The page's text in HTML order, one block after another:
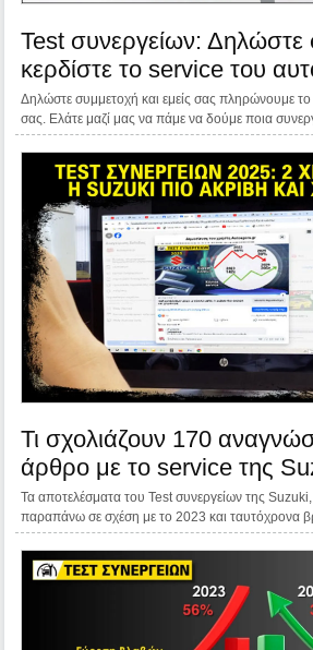
Test συνεργείων: Δηλώστε
κερδίστε το service του
Δηλώστε συμμετοχή και εμείς σας πληρώνουμε
σας. Ελάτε μαζί μας να πάμε να δούμε ποια
Τι σχολιάζουν 170
άρθρο με το service της
Τα αποτελέσματα του Test συνεργείων της
παραπάνω σε σχέση με το 2023 και ταυτόχρονα